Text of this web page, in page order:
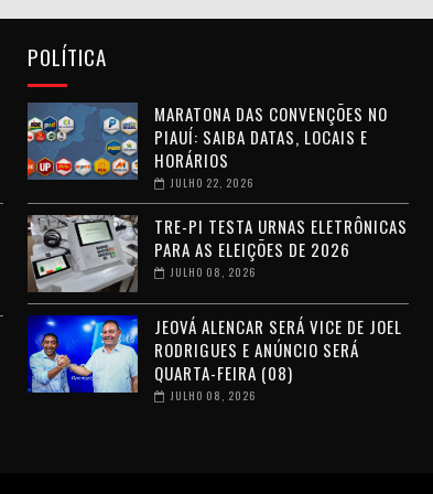
POLÍTICA
MARATONA DAS CONVENÇÕES NO
PIAUÍ: SAIBA DATAS, LOCAIS E
HORÁRIOS
JULHO 22, 2026
TRE-PI TESTA URNAS ELETRÔNICAS
PARA AS ELEIÇÕES DE 2026
JULHO 08, 2026
JEOVÁ ALENCAR SERÁ VICE DE JOEL
RODRIGUES E ANÚNCIO SERÁ
QUARTA-FEIRA (08)
JULHO 08, 2026